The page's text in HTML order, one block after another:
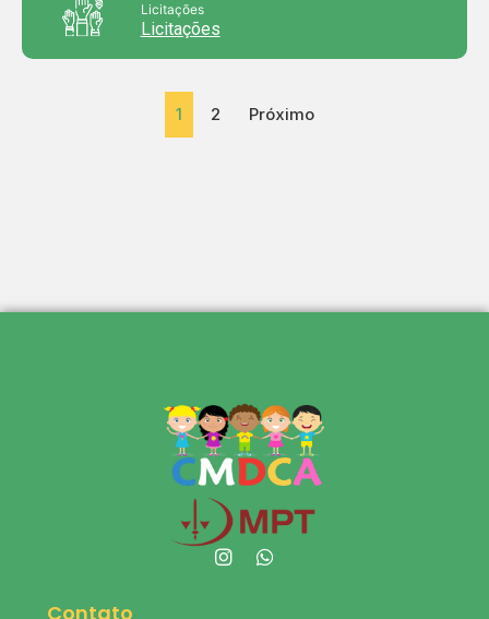
Licitações
Licitações
1 2 Próximo
Contato